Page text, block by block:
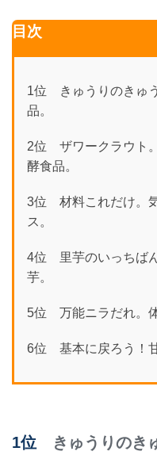
目次
1位 きゅうりのきゅ
品。
2位 ザワークラウト
酵食品。
3位 材料これだけ。
ス。
4位 里芋のいっちば
芋。
5位 万能ニラだれ。
6位 基本に戻ろう！
1位
きゅうりのき